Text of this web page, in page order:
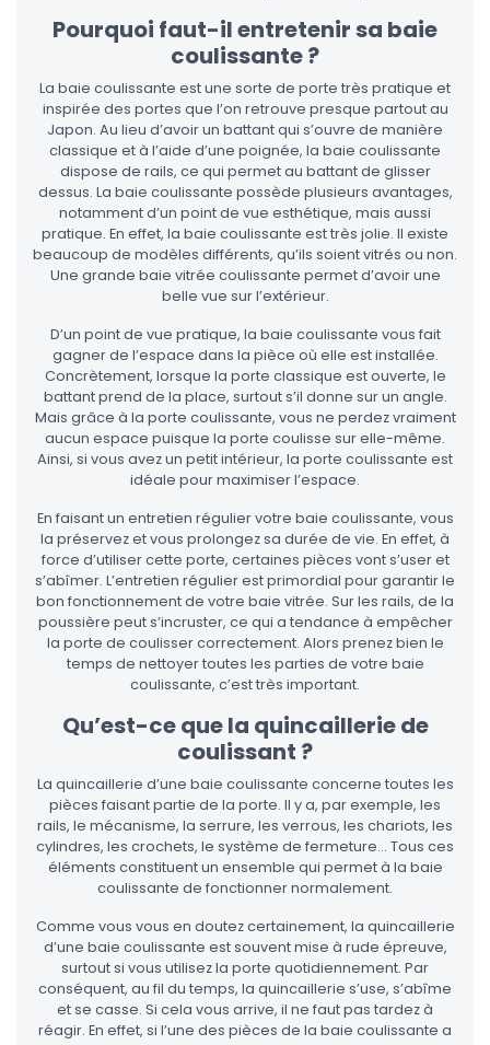
Pourquoi faut-il entretenir sa baie
coulissante ?
La baie coulissante est une sorte de porte très pratique et
inspirée des portes que l’on retrouve presque partout au
Japon. Au lieu d’avoir un battant qui s’ouvre de manière
classique et à l’aide d’une poignée, la baie coulissante
dispose de rails, ce qui permet au battant de glisser
dessus. La baie coulissante possède plusieurs avantages,
notamment d’un point de vue esthétique, mais aussi
pratique. En effet, la baie coulissante est très jolie. Il existe
beaucoup de modèles différents, qu’ils soient vitrés ou non.
Une grande baie vitrée coulissante permet d’avoir une
belle vue sur l’extérieur.
D’un point de vue pratique, la baie coulissante vous fait
gagner de l’espace dans la pièce où elle est installée.
Concrètement, lorsque la porte classique est ouverte, le
battant prend de la place, surtout s’il donne sur un angle.
Mais grâce à la porte coulissante, vous ne perdez vraiment
aucun espace puisque la porte coulisse sur elle-même.
Ainsi, si vous avez un petit intérieur, la porte coulissante est
idéale pour maximiser l’espace.
En faisant un entretien régulier votre baie coulissante, vous
la préservez et vous prolongez sa durée de vie. En effet, à
force d’utiliser cette porte, certaines pièces vont s’user et
s’abîmer. L’entretien régulier est primordial pour garantir le
bon fonctionnement de votre baie vitrée. Sur les rails, de la
poussière peut s’incruster, ce qui a tendance à empêcher
la porte de coulisser correctement. Alors prenez bien le
temps de nettoyer toutes les parties de votre baie
coulissante, c’est très important.
Qu’est-ce que la quincaillerie de
coulissant ?
La quincaillerie d’une baie coulissante concerne toutes les
pièces faisant partie de la porte. Il y a, par exemple, les
rails, le mécanisme, la serrure, les verrous, les chariots, les
cylindres, les crochets, le système de fermeture… Tous ces
éléments constituent un ensemble qui permet à la baie
coulissante de fonctionner normalement.
Comme vous vous en doutez certainement, la quincaillerie
d’une baie coulissante est souvent mise à rude épreuve,
surtout si vous utilisez la porte quotidiennement. Par
conséquent, au fil du temps, la quincaillerie s’use, s’abîme
et se casse. Si cela vous arrive, il ne faut pas tardez à
réagir. En effet, si l’une des pièces de la baie coulissante a